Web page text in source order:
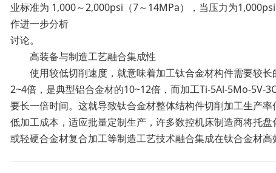
业标准为 1,000～2,000psi（7～14MPa），当压力为
作进一步分析
讨论。
高装备与制造工艺融合集成性
使用较低切削速度，就意味着加工钛合金材构件需要较长
2~4倍，是典型铝合金材的10~12倍，而加工Ti-5Al-5Mo-5V-
要长一倍时间。这就导致钛合金材整体结构件切削加工生产
低加工成本，适应批量定制生产，许多数控机床制造商将托
或轻硬合金材复合加工等制造工艺技术融合集成在钛合金材